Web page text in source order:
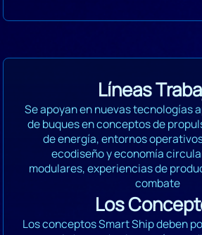
Líneas
Se apoyan en nuevas tecnologías
de buques en conceptos de
de energía, entornos
ecodiseño y economía
modulares, experiencias de
combate
Los
Los conceptos Smart Ship deben